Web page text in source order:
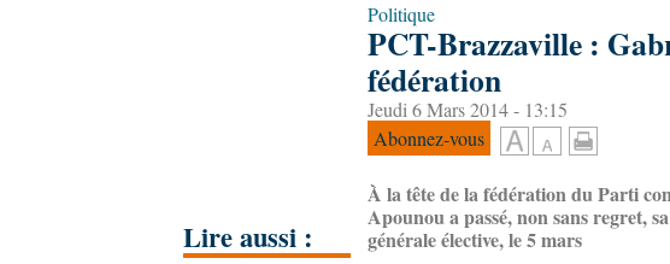
Lire aussi :
Politique
PCT-Brazzaville :
fédération
Jeudi 6 Mars 2014 - 13:15
Abonnez-vous
À la tête de la fédération du Parti
Apounou a passé, non sans regret,
générale élective, le 5 mars